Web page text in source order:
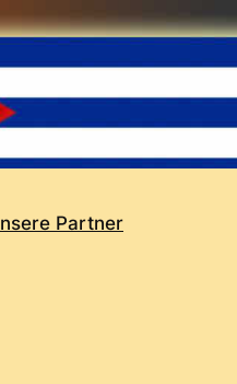
Partner